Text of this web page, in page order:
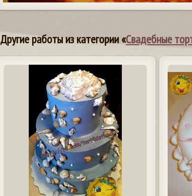
Другие работы из категории «Свадебные